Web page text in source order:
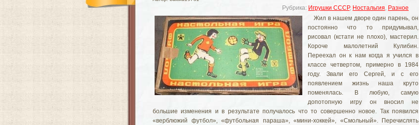
Рубрика: Игрушки СССР, Ностальгия, Разное
Жил в нашем дворе один парень, он
постоянно что то придумывал,
рисовал (кстати не плохо), мастерил.
Короче малолетний Кулибин.
Переехал он к нам когда я учился в
классе четвертом, примерно в 1984
году. Звали его Сергей, и с его
появлением жизнь наша круто
поменялась. В любую, самую
допотопную игру он вносил не
большие изменения и в результате получалось что то совершенно новое. Так появился
«верблюжий футбол», «футбольная параша», «мини-хоккей», «Смольный». Перечислять